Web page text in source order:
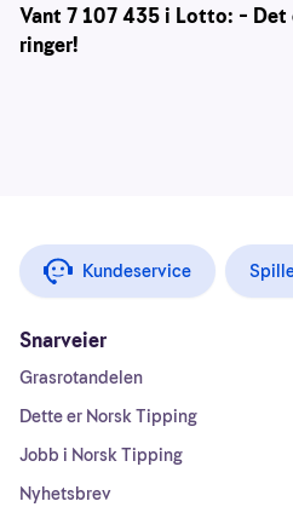
Vant 7 107 435 i Lotto: –
ringer!
Kundeservice
Snarveier
Grasrotandelen
Dette er Norsk Tipping
Jobb i Norsk Tipping
Nyhetsbrev